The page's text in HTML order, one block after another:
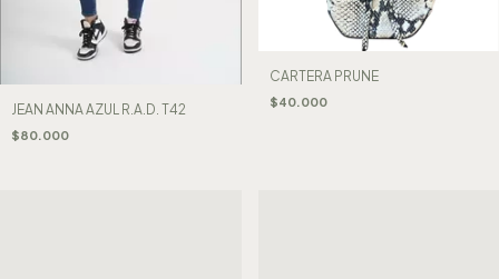
JEAN ANNA AZUL R.A.D. T42
$80.000
CARTERA PRUNE
$40.000